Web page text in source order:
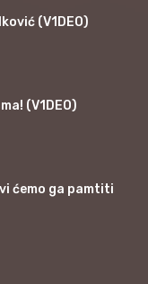
(V1DEO)
(V1DEO)
ćemo ga pamtiti